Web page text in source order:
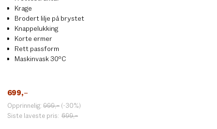
Krage
Brodert lilje på brystet
Knappelukking
Korte ermer
Rett passform
Maskinvask 30ºC
699,–
Opprinnelig: 999,– (-30%)
Siste laveste pris: 699,–